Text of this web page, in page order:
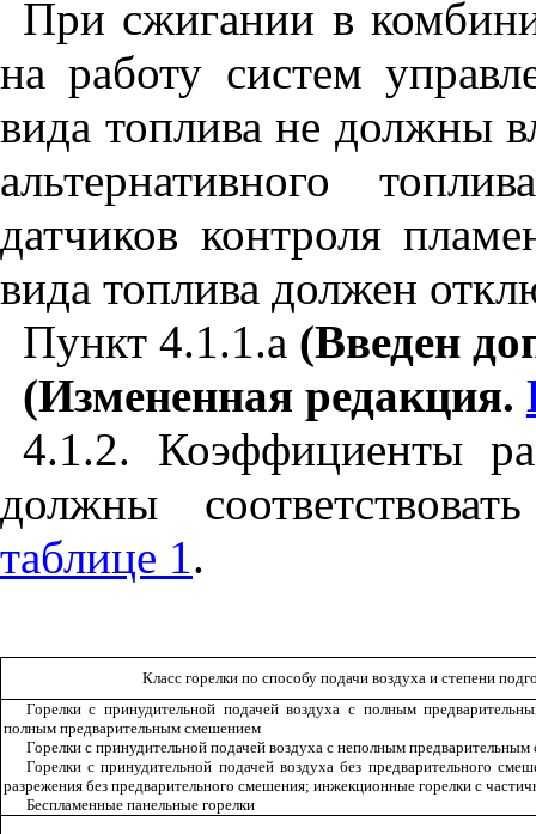
При сжигании в
на работу систем
вида топлива не должны
альтернативного
датчиков контроля
вида топлива должен
Пункт 4.1.1.а (Введен
(Измененная редакция.
4.1.2. Коэффициенты
должны
таблице 1.
Класс горелки по способу подачи воздуха и степени
Горелки с принудительной подачей воздуха с полным
полным предварительным смешением
Горелки с принудительной подачей воздуха с неполным
Горелки с принудительной подачей воздуха без предварительного
разрежения без предварительного смешения; инжекционные горелки с
Беспламенные панельные горелки